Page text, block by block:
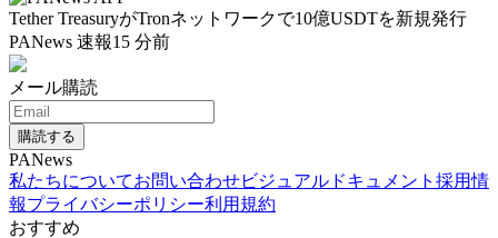
Tether TreasuryがTronネットワークで10億USDTを新規発行
PANews 速報15 分前
メール購読
購読する
PANews
私たちについてお問い合わせビジュアルドキュメント 採用情
報プライバシーポリシー利用規約
おすすめ